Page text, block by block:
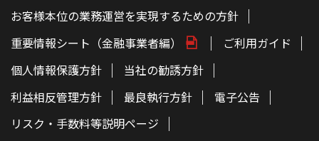
お客様本位の業務運営を実現するための方針
重要情報シート（金融事業者編）
ご利用ガイド
個人情報保護方針
当社の勧誘方針
利益相反管理方針
最良執行方針
電子公告
リスク・手数料等説明ページ